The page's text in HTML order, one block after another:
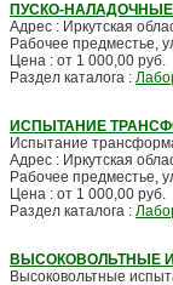
ПУСКО-
Адрес : Иркутская
Рабочее предместье,
Цена : от 1 000,00 руб.
Раздел каталога :
ИСПЫТАНИЕ
Испытание
Адрес : Иркутская
Рабочее предместье,
Цена : от 1 000,00 руб.
Раздел каталога :
ВЫСОКОВОЛЬТНЫЕ
Высоковольтные